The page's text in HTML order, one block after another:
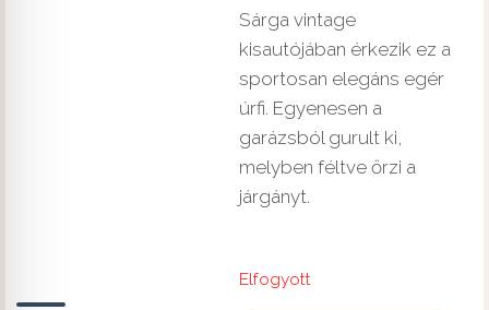
Sárga vintage
kisautójában érkezik ez a
sportosan elegáns egér
úrfi. Egyenesen a
garázsból gurult ki,
melyben féltve őrzi a
járgányt.
Elfogyott